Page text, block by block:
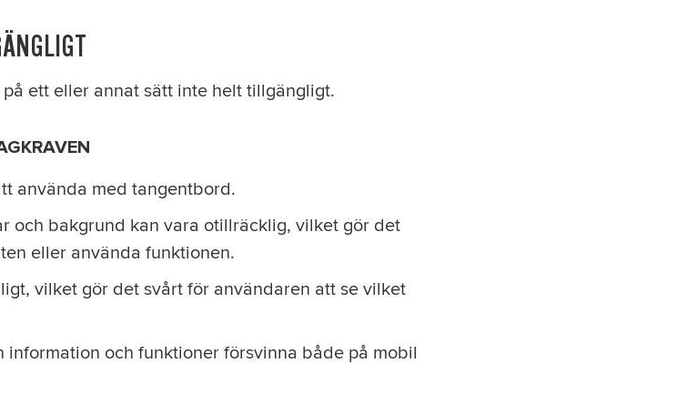
ett eller annat sätt inte helt tillgängligt.
använda med tangentbord.
och bakgrund kan vara otillräcklig, vilket gör det
eller använda funktionen.
vilket gör det svårt för användaren att se vilket
information och funktioner försvinna både på mobil